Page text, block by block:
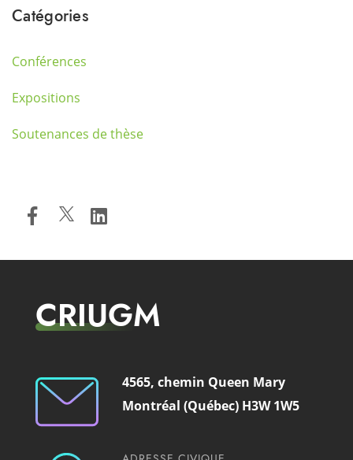
Catégories
Conférences
Expositions
Soutenances de thèse
CRIUGM
4565, chemin Queen Mary
Montréal (Québec) H3W 1W5